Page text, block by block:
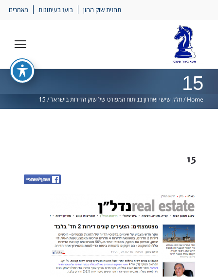
תחזית שוק ההון בועז בעיתונות מאמרים
15
Home
/חלק שישי ואחרון בניתוח המפורט של שוק הדירות בישראל/
15
15